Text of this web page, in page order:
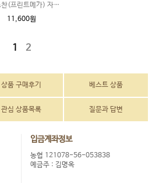
세바스찬(프린트메가) 자라무늬 목도리패키지/ 추운겨울 diy패키지 동영상+무료도안 이쁘게뜨는법
11,600원
1 2
상품 구매후기 베스트 상품
관심 상품목록 질문과 답변
입금계좌정보
농협 121078-56-053838
예금주 : 김명옥